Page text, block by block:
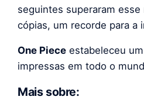
seguintes superaram
cópias, um recorde para a
One Piece estabeleceu
impressas em todo o
Mais sobre: